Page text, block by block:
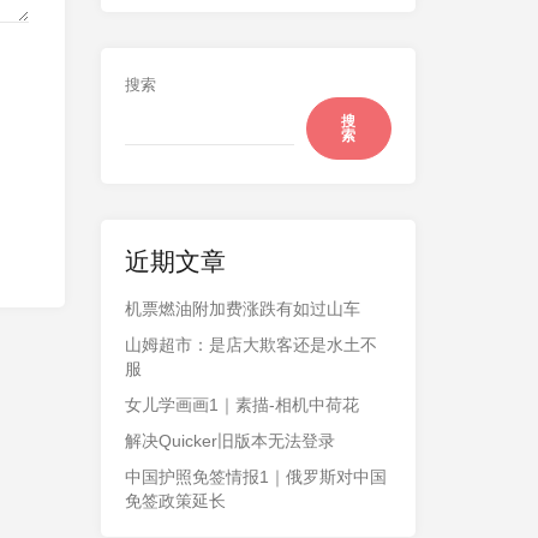
搜索
搜
索
近期文章
机票燃油附加费涨跌有如过山车
山姆超市：是店大欺客还是水土不
服
女儿学画画1｜素描-相机中荷花
解决Quicker旧版本无法登录
中国护照免签情报1｜俄罗斯对中国
免签政策延长